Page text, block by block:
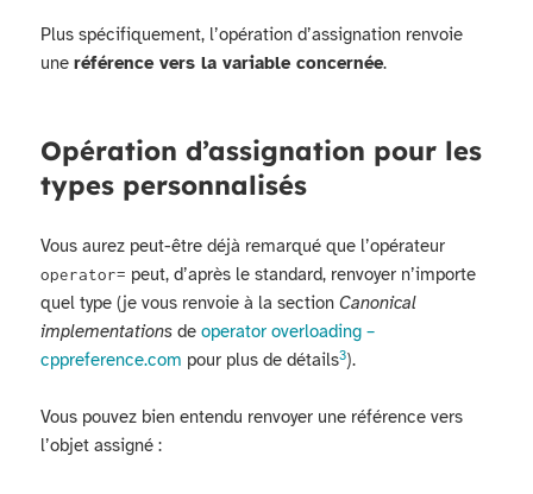
Plus spécifiquement, l’opération d’assignation renvoie
uneréférence vers la variable concernée.
Opération d’assignation pour les
types personnalisés
Vous aurez peut-être déjà remarqué que l’opérateur
operator= peut, d’après le standard, renvoyer n’importe
quel type (je vous renvoie à la sectionCanonical
implementations deoperator overloading –
cppreference.com pour plus de détails3).
Vous pouvez bien entendu renvoyer une référence vers
l’objet assigné :